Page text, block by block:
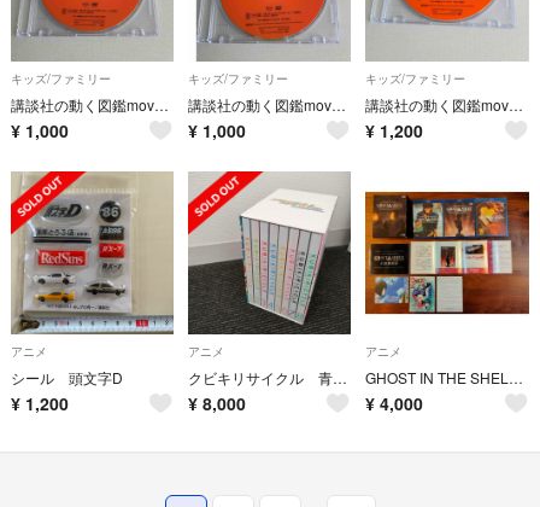
キッズ/ファミリー
講談社の動く図鑑moveは虫類・両生類 DVD
¥ 1,000
キッズ/ファミリー
講談社の動く図鑑move魚 DVD
¥ 1,000
キッズ/ファミリー
講談社の動く図鑑move植物 DVD
¥ 1,200
アニメ
シール 頭文字D
¥ 1,200
アニメ
クビキリサイクル 青色サヴァンと戯言遣い(完全生産限定版) DVDBOX
¥ 8,000
アニメ
GHOST IN THE SHELL／攻殻機動隊2．0 Blu-ray BOX
¥ 4,000